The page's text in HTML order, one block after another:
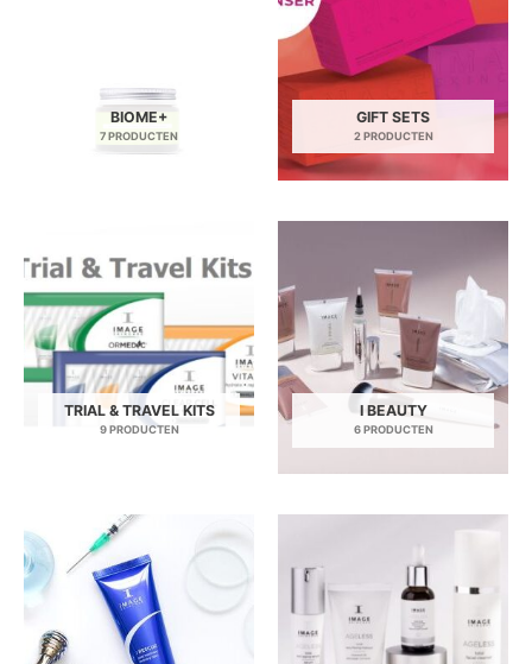
BIOME+
7 PRODUCTEN
GIFT SETS
2 PRODUCTEN
TRIAL & TRAVEL KITS
9 PRODUCTEN
I BEAUTY
6 PRODUCTEN